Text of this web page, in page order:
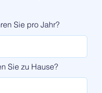
Sie pro Jahr?
Sie zu Hause?